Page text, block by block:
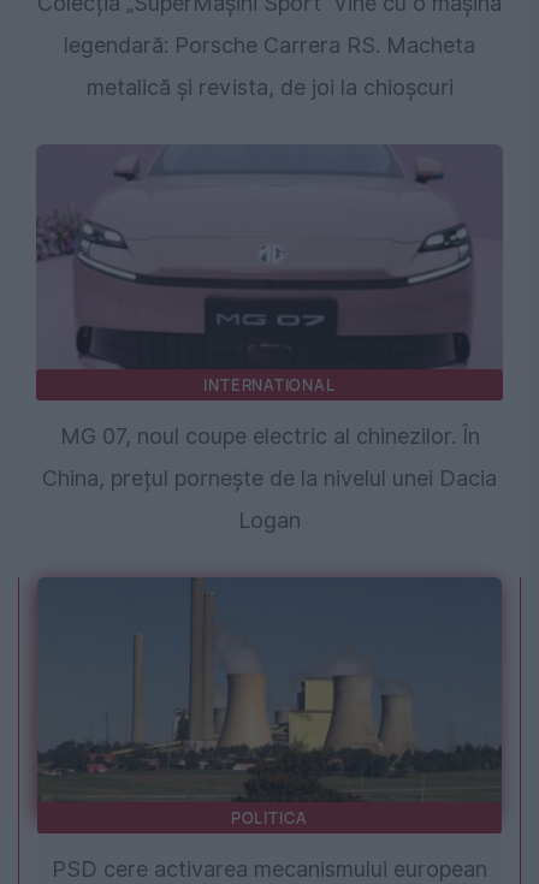
legendară: Porsche Carrera RS. Macheta
metalică și revista, de joi la chioșcuri
INTERNATIONAL
MG 07, noul coupe electric al chinezilor. În
China, prețul pornește de la nivelul unei Dacia
Logan
POLITICA
PSD cere activarea mecanismului european